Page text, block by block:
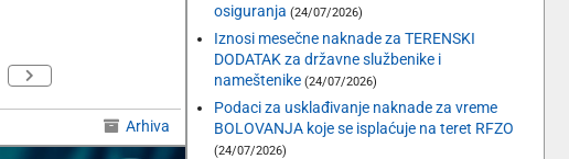
Arhiva
osiguranja (24/07/2026)
Iznosi mesečne naknade za TERENSKI
DODATAK za državne službenike i
nameštenike (24/07/2026)
Podaci za usklađivanje naknade za vreme
BOLOVANJA koje se isplaćuje na teret RFZO
(24/07/2026)